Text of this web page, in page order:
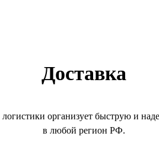
Доставка
организует быструю и
в любой регион РФ.